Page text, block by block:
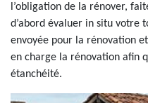
l’obligation de la rénover,
d’abord évaluer in situ votre
envoyée pour la rénovation
en charge la rénovation afin
étanchéité.